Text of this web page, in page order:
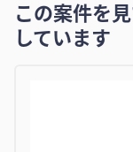
この案件を
しています